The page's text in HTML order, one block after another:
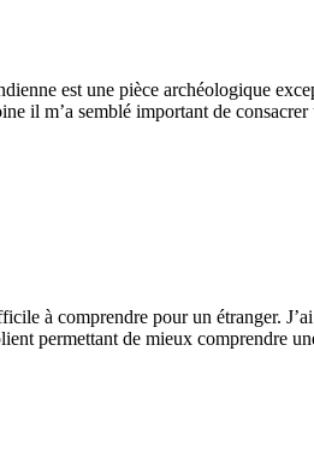
est une pièce archéologique
il m’a semblé important de
à comprendre pour un étranger.
permettant de mieux comprendre